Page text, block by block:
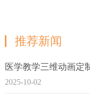
推荐新闻
医学教学三维动画定
2025-10-02